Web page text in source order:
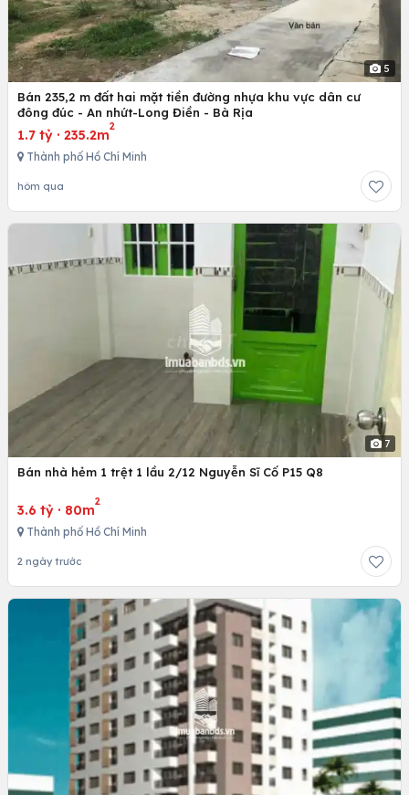
5
Bán 235,2 m đất hai mặt tiền đường nhựa khu vực dân cư
đông đúc - An nhứt-Long Điền - Bà Rịa
1.7 tỷ · 235.2m
2
Thành phố Hồ Chí Minh
hôm qua
7
Bán nhà hẻm 1 trệt 1 lầu 2/12 Nguyễn Sĩ Cố P15 Q8
3.6 tỷ · 80m
2
Thành phố Hồ Chí Minh
2 ngày trước